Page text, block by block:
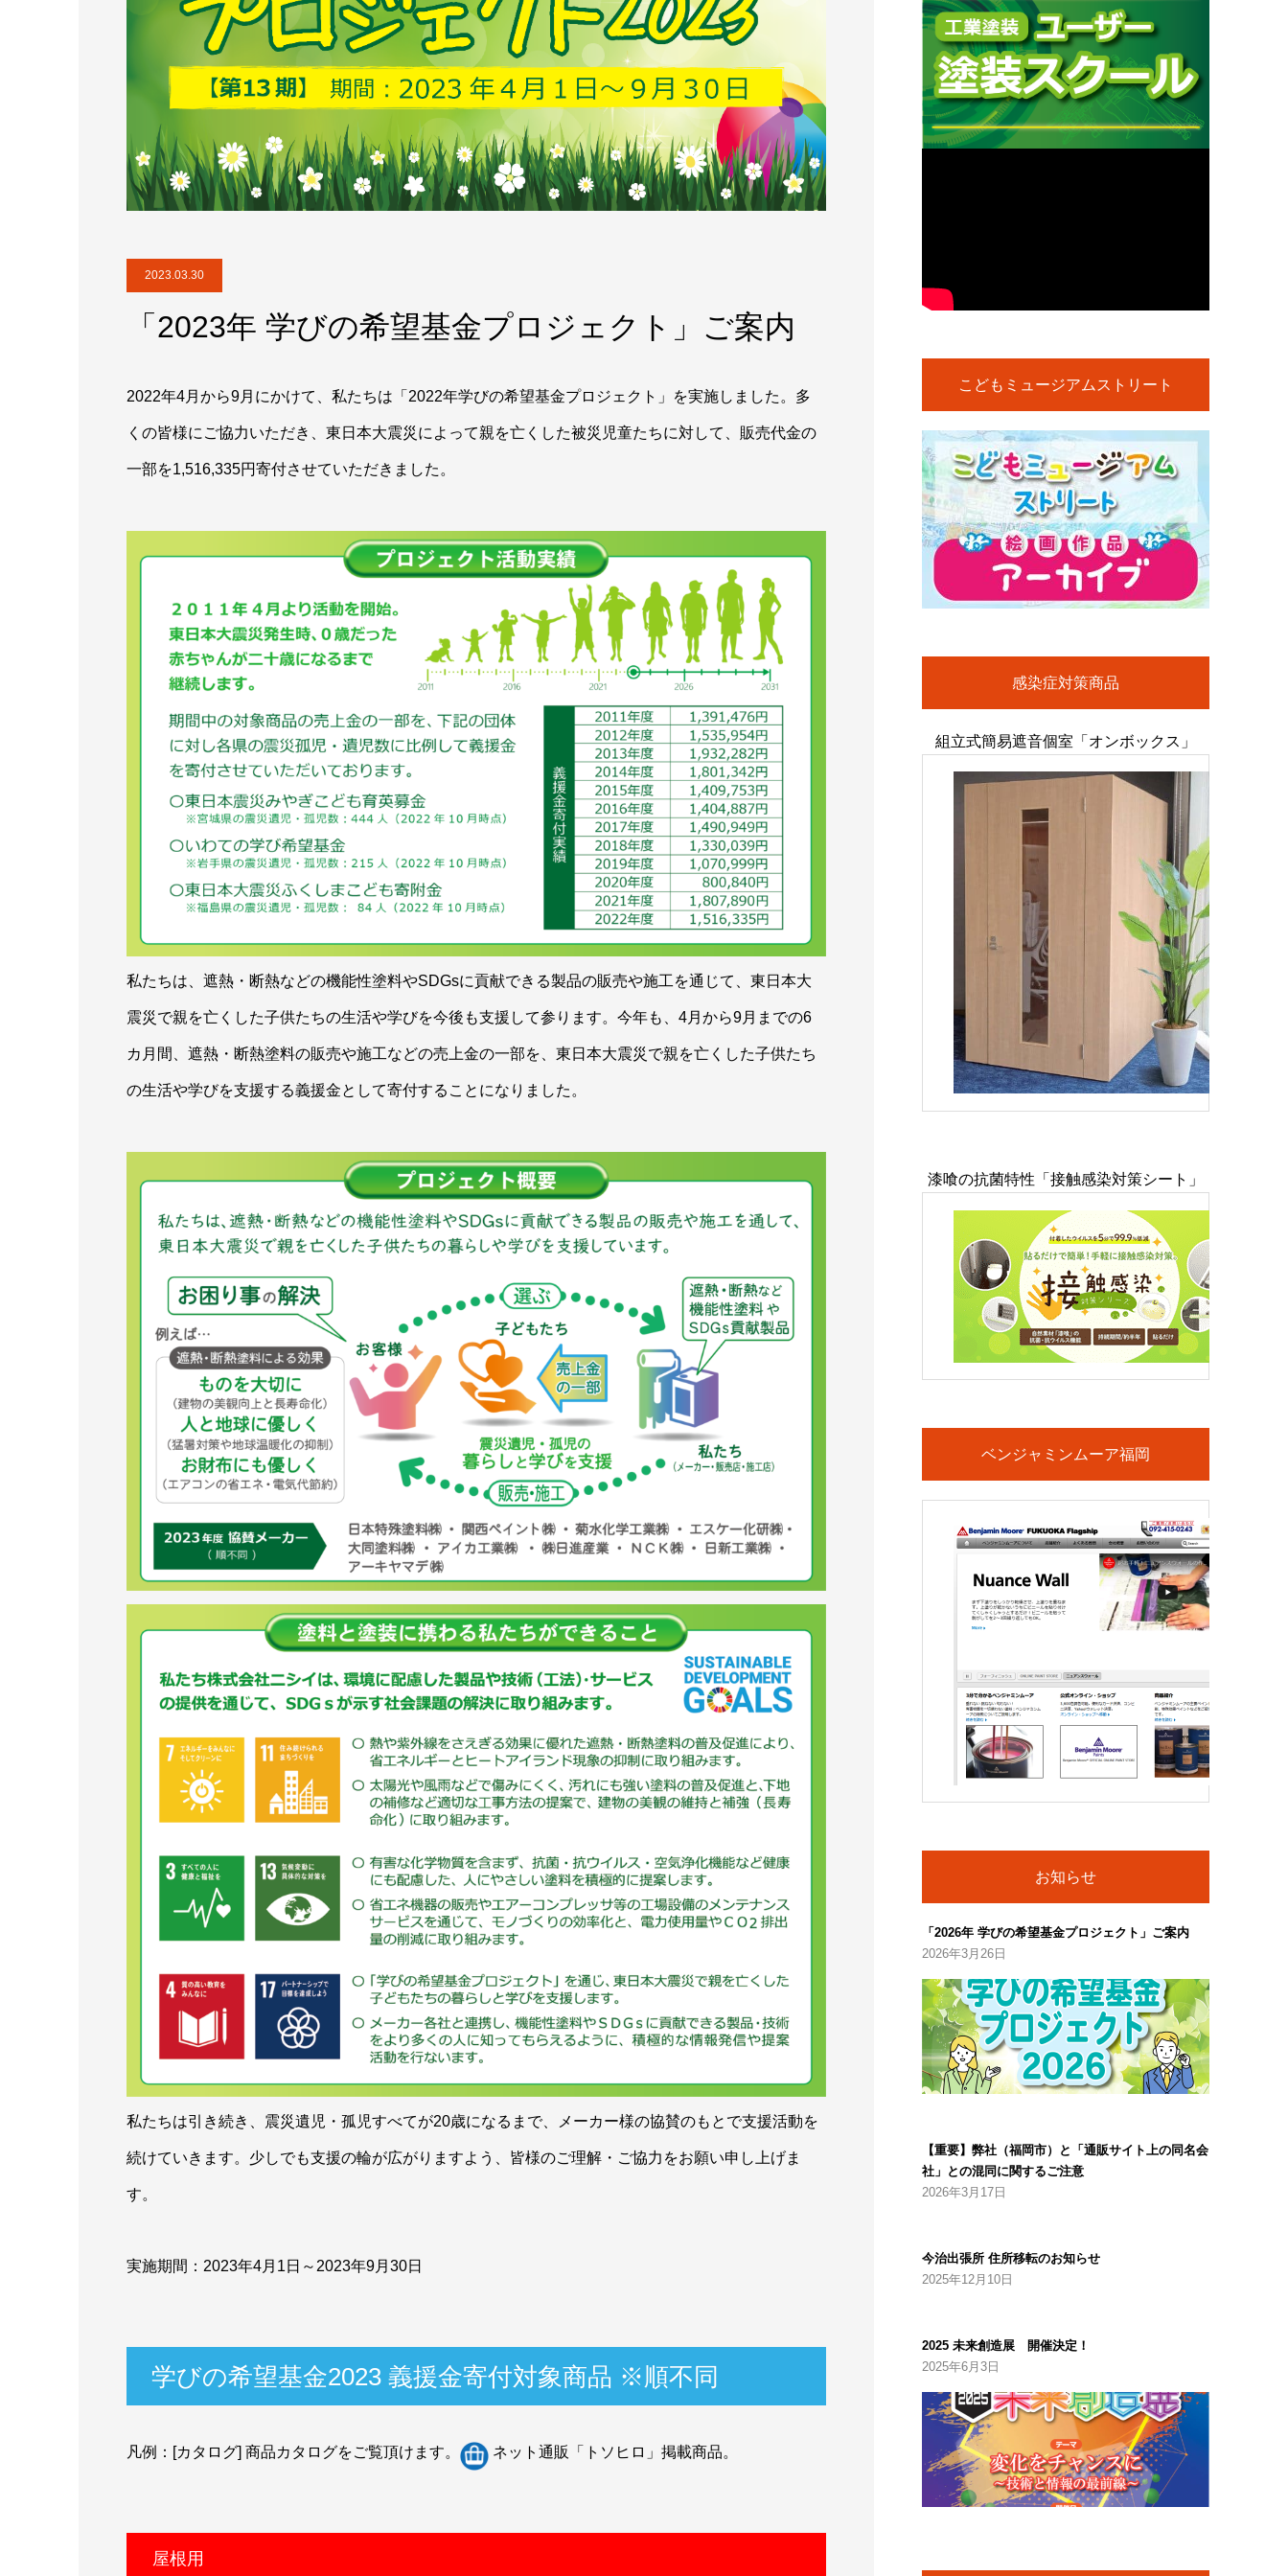
2023.03.30
「2023年 学びの希望基金プロジェクト」ご案内
2022年4月から9月にかけて、私たちは「2022年学びの希望基金プロジェクト」を実施しました。多
くの皆様にご協力いただき、東日本大震災によって親を亡くした被災児童たちに対して、販売代金の
一部を1,516,335円寄付させていただきました。
私たちは、遮熱・断熱などの機能性塗料やSDGsに貢献できる製品の販売や施工を通じて、東日本大
震災で親を亡くした子供たちの生活や学びを今後も支援して参ります。今年も、4月から9月までの6
カ月間、遮熱・断熱塗料の販売や施工などの売上金の一部を、東日本大震災で親を亡くした子供たち
の生活や学びを支援する義援金として寄付することになりました。
私たちは引き続き、震災遺児・孤児すべてが20歳になるまで、メーカー様の協賛のもとで支援活動を
続けていきます。少しでも支援の輪が広がりますよう、皆様のご理解・ご協力をお願い申し上げま
す。
実施期間：2023年4月1日～2023年9月30日
学びの希望基金2023 義援金寄付対象商品 ※順不同
凡例：[カタログ] 商品カタログをご覧頂けます。 ネット通販「トソヒロ」掲載商品。
屋根用
こどもミュージアムストリート
感染症対策商品
組立式簡易遮音個室「オンボックス」
漆喰の抗菌特性「接触感染対策シート」
ベンジャミンムーア福岡
お知らせ
「2026年 学びの希望基金プロジェクト」ご案内
2026年3月26日
【重要】弊社（福岡市）と「通販サイト上の同名会
社」との混同に関するご注意
2026年3月17日
今治出張所 住所移転のお知らせ
2025年12月10日
2025 未来創造展 開催決定！
2025年6月3日